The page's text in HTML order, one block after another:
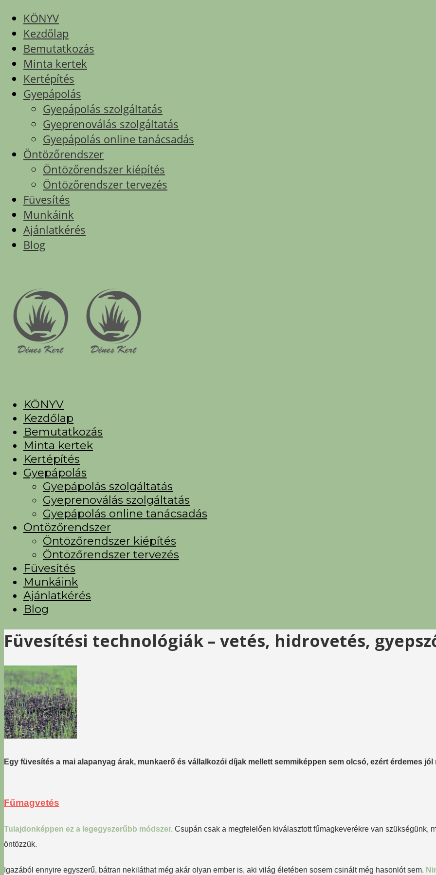
KÖNYV
Kezdőlap
Bemutatkozás
Minta kertek
Kertépítés
Gyepápolás
Gyepápolás szolgáltatás
Gyeprenoválás szolgáltatás
Gyepápolás online tanácsadás
Öntözőrendszer
Öntözőrendszer kiépítés
Öntözőrendszer tervezés
Füvesítés
Munkáink
Ajánlatkérés
Blog
KÖNYV
Kezdőlap
Bemutatkozás
Minta kertek
Kertépítés
Gyepápolás
Gyepápolás szolgáltatás
Gyeprenoválás szolgáltatás
Gyepápolás online tanácsadás
Öntözőrendszer
Öntözőrendszer kiépítés
Öntözőrendszer tervezés
Füvesítés
Munkáink
Ajánlatkérés
Blog
Füvesítési technológiák – vetés, hidrovetés,
Egy füvesítés a mai alapanyag árak, munkaerő és vállalkozói díjak mellett semmiképpen sem olcsó, ezért érdemes
Fűmagvetés
Tulajdonképpen ez a legegyszerűbb módszer. Csupán csak a megfelelően kiválasztott fűmagkeverékre van szükségünk,
öntözzük.
Igazából ennyire egyszerű, bátran nekiláthat még akár olyan ember is, aki világ életében sosem csinált még hasonlót sem.